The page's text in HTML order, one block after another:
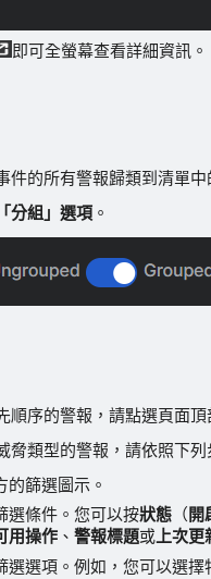
即可全螢幕查看詳細資訊。
件的所有警報歸類到清單
「分組」選項 。
順序的警報，請點選頁面頂
脅類型的警報，請依照下列
的篩選圖示。
選條件。您可以按狀態 （開
用操作 、警報標題或上次更
選選項。例如，您可以選擇